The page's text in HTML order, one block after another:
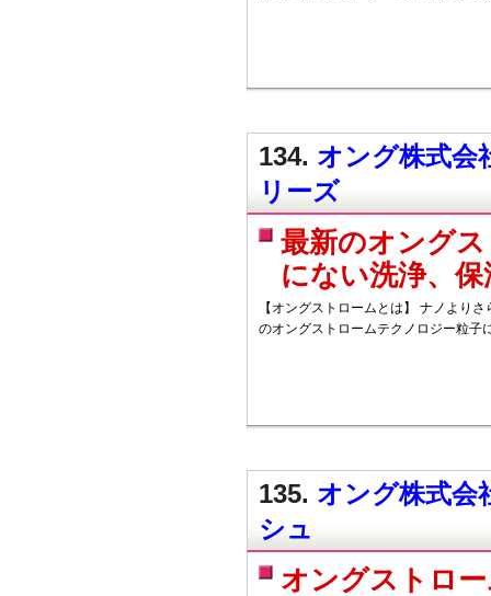
134. オング株式会
リーズ
最新のオング
にない洗浄、
【オングストロームとは】 ナノより
のオングストロームテクノロジー粒子
135. オング株式
シュ
オングストロ